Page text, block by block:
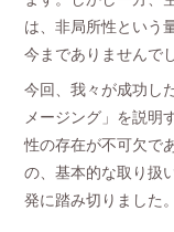
は、非局所性という
今までありませんで
今回、我々が成功し
メージング」を説明
性の存在が不可欠で
の、基本的な取り扱
発に踏み切りました。